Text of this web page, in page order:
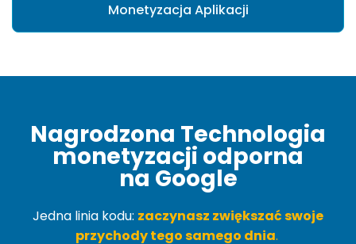
Monetyzacja Aplikacji
Nagrodzona Technologia
monetyzacji odporna
na Google
Jedna linia kodu: zaczynasz zwiększać swoje
przychody tego samego dnia.